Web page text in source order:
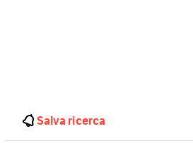
Salva ricerca